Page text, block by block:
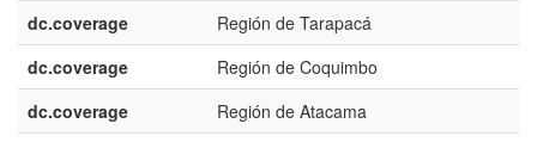
dc.coverage
Región de Tarapacá
dc.coverage
Región de Coquimbo
dc.coverage
Región de Atacama